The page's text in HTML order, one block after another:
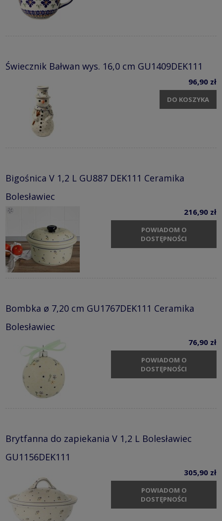
Świecznik Bałwan wys. 16,0 cm GU1409DEK111
96,90 zł
DO KOSZYKA
Bigośnica V 1,2 L GU887 DEK111 Ceramika
Bolesławiec
216,90 zł
POWIADOM O
DOSTĘPNOŚCI
Bombka ø 7,20 cm GU1767DEK111 Ceramika
Bolesławiec
76,90 zł
POWIADOM O
DOSTĘPNOŚCI
Brytfanna do zapiekania V 1,2 L Bolesławiec
GU1156DEK111
305,90 zł
POWIADOM O
DOSTĘPNOŚCI